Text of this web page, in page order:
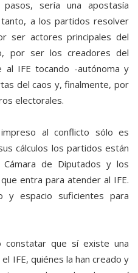
sería una apostasía
tanto, a los partidos resolver
ser actores principales del
por ser los creadores del
al IFE tocando -autónoma y
del caos y, finalmente, por
electorales.
al conflicto sólo es
cálculos los partidos están
de Diputados y los
entra para atender al IFE.
y espacio suficientes para
constatar que sí existe una
IFE, quiénes la han creado y